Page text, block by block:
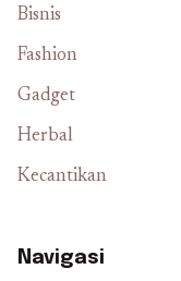
Bisnis
Fashion
Gadget
Herbal
Kecantikan
Navigasi